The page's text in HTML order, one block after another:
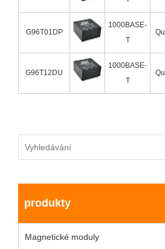
G96T01DP
1000BASE-
T
G96T12DU
1000BASE-
T
produkty
Magnetické moduly